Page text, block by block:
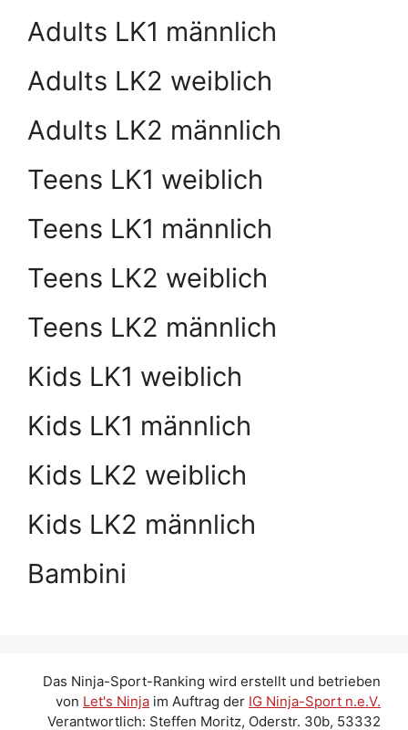
Adults LK1 männlich
Adults LK2 weiblich
Adults LK2 männlich
Teens LK1 weiblich
Teens LK1 männlich
Teens LK2 weiblich
Teens LK2 männlich
Kids LK1 weiblich
Kids LK1 männlich
Kids LK2 weiblich
Kids LK2 männlich
Bambini
Das Ninja-Sport-Ranking wird erstellt und betrieben
von Let's Ninja im Auftrag der IG Ninja-Sport n.e.V.
Verantwortlich: Steffen Moritz, Oderstr. 30b, 53332